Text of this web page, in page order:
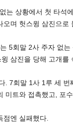
는 상황에서 첫 타석
오며 헛스윙 삼진으로
5회말 2사 주자 없
삼진을 당해 고개를
. 7회말 1사 1루 세
미트와 접촉했고, 포
점엔 실패했다.